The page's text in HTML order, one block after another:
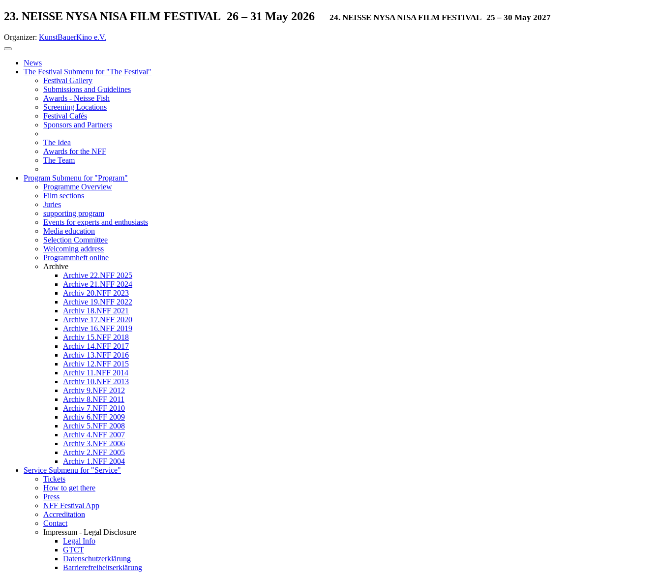
23. NEISSE NYSA NISA FILM FESTIVAL 26 – 31 May 2026 24. NEISSE NYSA NISA FILM FESTIVAL 25 – 30 May 2027
Organizer: KunstBauerKino e.V.
News
The Festival Submenu for "The Festival"
Festival Gallery
Submissions and Guidelines
Awards - Neisse Fish
Screening Locations
Festival Cafés
Sponsors and Partners
The Idea
Awards for the NFF
The Team
Program Submenu for "Program"
Programme Overview
Film sections
Juries
supporting program
Events for experts and enthusiasts
Media education
Selection Committee
Welcoming address
Programmheft online
Archive
Archive 22.NFF 2025
Archive 21.NFF 2024
Archiv 20.NFF 2023
Archive 19.NFF 2022
Archiv 18.NFF 2021
Archive 17.NFF 2020
Archive 16.NFF 2019
Archiv 15.NFF 2018
Archiv 14.NFF 2017
Archiv 13.NFF 2016
Archiv 12.NFF 2015
Archiv 11.NFF 2014
Archiv 10.NFF 2013
Archiv 9.NFF 2012
Archiv 8.NFF 2011
Archiv 7.NFF 2010
Archiv 6.NFF 2009
Archiv 5.NFF 2008
Archiv 4.NFF 2007
Archiv 3.NFF 2006
Archiv 2.NFF 2005
Archiv 1.NFF 2004
Service Submenu for "Service"
Tickets
How to get there
Press
NFF Festival App
Accreditation
Contact
Impressum - Legal Disclosure
Legal Info
GTCT
Datenschutzerklärung
Barrierefreiheitserklärung